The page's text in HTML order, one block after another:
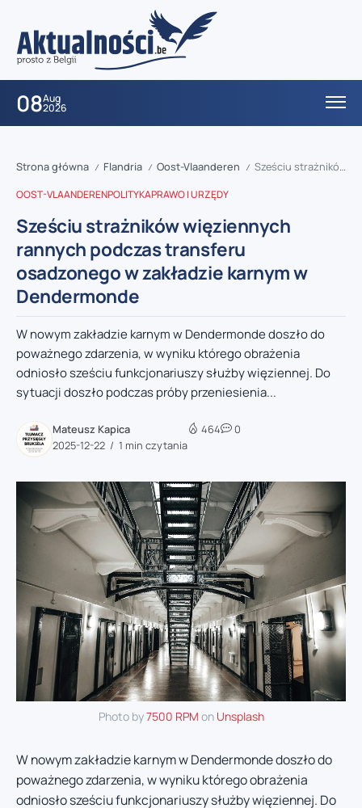
08Aug
2026
Strona główna / Flandria / Oost-Vlaanderen / Sześciu strażników więziennych rannych podczas transferu osadzonego w zakładzie karnym w Dendermonde
OOST-VLAANDERENPOLITYKAPRAWO I URZĘDY
Sześciu strażników więziennych
rannych podczas transferu
osadzonego w zakładzie karnym w
Dendermonde
W nowym zakładzie karnym w Dendermonde doszło do
poważnego zdarzenia, w wyniku którego obrażenia
odniosło sześciu funkcjonariuszy służby więziennej. Do
sytuacji doszło podczas próby przeniesienia...
Mateusz Kapica
2025-12-22
1 min czytania
464 0
Photo by7500 RPM on Unsplash
W nowym zakładzie karnym w Dendermonde doszło do
poważnego zdarzenia, w wyniku którego obrażenia
odniosło sześciu funkcjonariuszy służby więziennej. Do